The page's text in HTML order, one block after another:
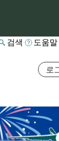
검색 도움말
로